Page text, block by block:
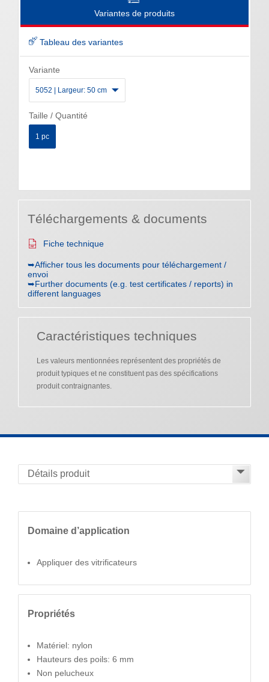
Variantes de produits
Tableau des variantes
Variante
5052 | Largeur: 50 cm
Taille / Quantité
1 pc
Téléchargements & documents
Fiche technique
➥Afficher tous les documents pour téléchargement /
envoi
➥Further documents (e.g. test certificates / reports) in
different languages
Caractéristiques techniques
Les valeurs mentionnées représentent des propriétés de
produit typiques et ne constituent pas des spécifications
produit contraignantes.
Domaine d’application
Appliquer des vitrificateurs
Propriétés
Matériel: nylon
Hauteurs des poils: 6 mm
Non pelucheux